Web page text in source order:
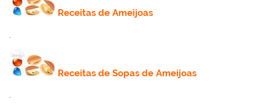
Receitas de Ameijoas
.
Receitas de Sopas de Ameijoas
.